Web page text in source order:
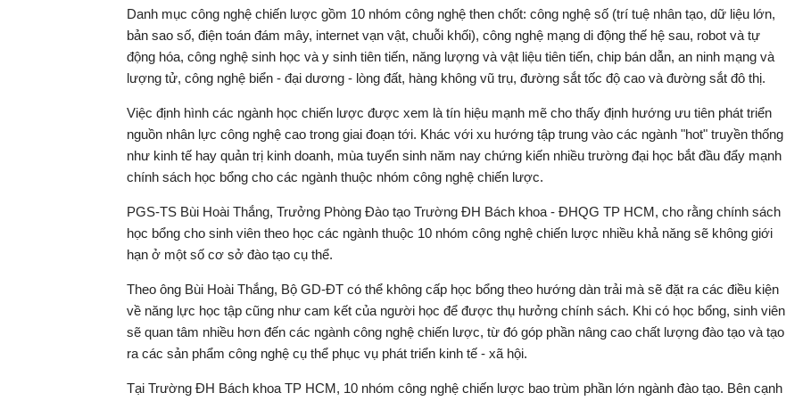
Danh mục công nghệ chiến lược gồm 10 nhóm công nghệ then chốt: công nghệ số (trí tuệ nhân tạo, dữ liệu lớn,
bản sao số, điện toán đám mây, internet vạn vật, chuỗi khối), công nghệ mạng di động thế hệ sau, robot và tự
động hóa, công nghệ sinh học và y sinh tiên tiến, năng lượng và vật liệu tiên tiến, chip bán dẫn, an ninh mạng và
lượng tử, công nghệ biển - đại dương - lòng đất, hàng không vũ trụ, đường sắt tốc độ cao và đường sắt đô thị.
Việc định hình các ngành học chiến lược được xem là tín hiệu mạnh mẽ cho thấy định hướng ưu tiên phát triển
nguồn nhân lực công nghệ cao trong giai đoạn tới. Khác với xu hướng tập trung vào các ngành "hot" truyền thống
như kinh tế hay quản trị kinh doanh, mùa tuyển sinh năm nay chứng kiến nhiều trường đại học bắt đầu đẩy mạnh
chính sách học bổng cho các ngành thuộc nhóm công nghệ chiến lược.
PGS-TS Bùi Hoài Thắng, Trưởng Phòng Đào tạo Trường ĐH Bách khoa - ĐHQG TP HCM, cho rằng chính sách
học bổng cho sinh viên theo học các ngành thuộc 10 nhóm công nghệ chiến lược nhiều khả năng sẽ không giới
hạn ở một số cơ sở đào tạo cụ thể.
Theo ông Bùi Hoài Thắng, Bộ GD-ĐT có thể không cấp học bổng theo hướng dàn trải mà sẽ đặt ra các điều kiện
về năng lực học tập cũng như cam kết của người học để được thụ hưởng chính sách. Khi có học bổng, sinh viên
sẽ quan tâm nhiều hơn đến các ngành công nghệ chiến lược, từ đó góp phần nâng cao chất lượng đào tạo và tạo
ra các sản phẩm công nghệ cụ thể phục vụ phát triển kinh tế - xã hội.
Tại Trường ĐH Bách khoa TP HCM, 10 nhóm công nghệ chiến lược bao trùm phần lớn ngành đào tạo. Bên cạnh